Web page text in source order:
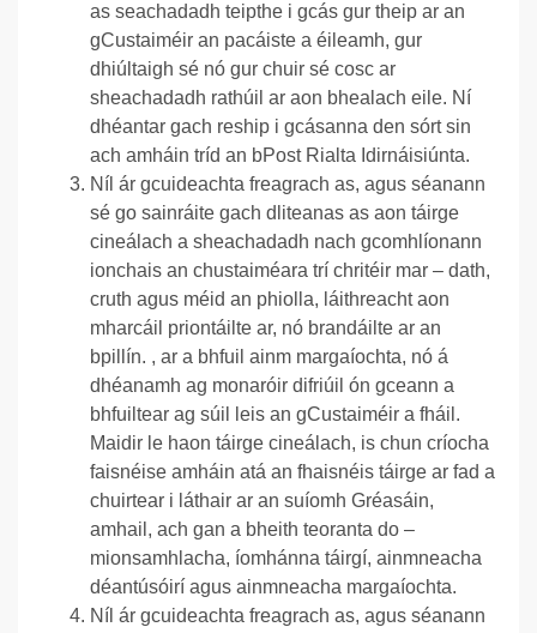
as seachadadh teipthe i gcás gur theip ar an
gCustaiméir an pacáiste a éileamh, gur
dhiúltaigh sé nó gur chuir sé cosc ar
sheachadadh rathúil ar aon bhealach eile. Ní
dhéantar gach reship i gcásanna den sórt sin
ach amháin tríd an bPost Rialta Idirnáisiúnta.
Níl ár gcuideachta freagrach as, agus séanann
sé go sainráite gach dliteanas as aon táirge
cineálach a sheachadadh nach gcomhlíonann
ionchais an chustaiméara trí chritéir mar – dath,
cruth agus méid an phiolla, láithreacht aon
mharcáil priontáilte ar, nó brandáilte ar an
bpillín. , ar a bhfuil ainm margaíochta, nó á
dhéanamh ag monaróir difriúil ón gceann a
bhfuiltear ag súil leis an gCustaiméir a fháil.
Maidir le haon táirge cineálach, is chun críocha
faisnéise amháin atá an fhaisnéis táirge ar fad a
chuirtear i láthair ar an suíomh Gréasáin,
amhail, ach gan a bheith teoranta do –
mionsamhlacha, íomhánna táirgí, ainmneacha
déantúsóirí agus ainmneacha margaíochta.
Níl ár gcuideachta freagrach as, agus séanann